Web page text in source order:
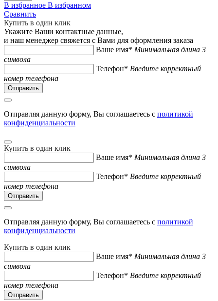
В избранное В избранном
Сравнить
Купить в один клик
Укажите Ваши контактные данные,
и наш менеджер свяжется с Вами для оформления заказа
Ваше имя* Минимальная длина 3
символа
Телефон* Введите корректный
номер телефона
Отправляя данную форму, Вы соглашаетесь с политикой
конфиденциальности
Купить в один клик
Ваше имя* Минимальная длина 3
символа
Телефон* Введите корректный
номер телефона
Отправляя данную форму, Вы соглашаетесь с политикой
конфиденциальности
Купить в один клик
Ваше имя* Минимальная длина 3
символа
Телефон* Введите корректный
номер телефона